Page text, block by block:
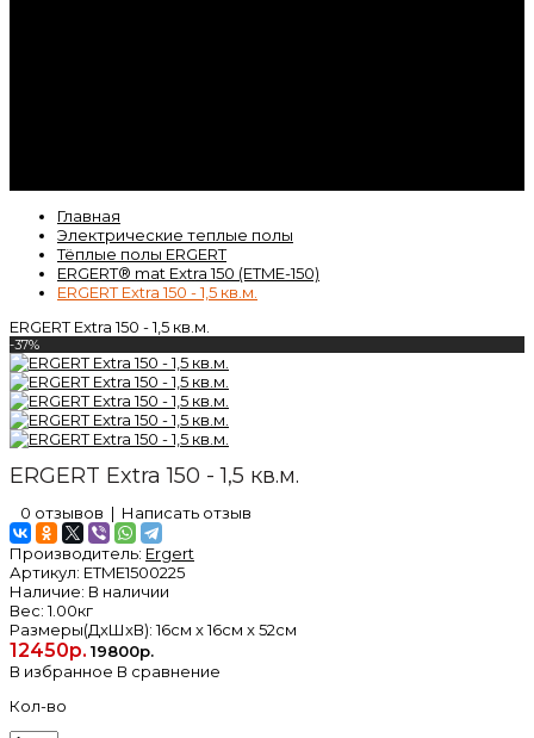
Главная
Электрические теплые полы
Тёплые полы ERGERT
ERGERT® mat Extra 150 (ETME-150)
ERGERT Extra 150 - 1,5 кв.м.
ERGERT Extra 150 - 1,5 кв.м.
-37%
ERGERT Extra 150 - 1,5 кв.м.
0 отзывов | Написать отзыв
Производитель: Ergert
Артикул: ETME1500225
Наличие: В наличии
Вес:1.00кг
Размеры(ДxШxВ):16см x 16см x 52см
12450р. 19800р.
В избранное В сравнение
Кол-во